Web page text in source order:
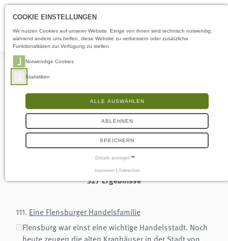
Öffnungszeiten
Suche
327 Ergebnisse
111. Eine Flensburger Handelsfamilie
Flensburg war einst eine wichtige Handelsstadt. Noch
COOKIE EINSTELLUNGEN
Wir nutzen Cookies auf unserer Website. Einige von ihnen sind technisch notwendig,
während andere uns helfen, diese Website zu verbessern oder zusätzliche
Funktionalitäten zur Verfügung zu stellen.
Notwendige Cookies
Statistiken
ALLE AUSWÄHLEN
ABLEHNEN
SPEICHERN
Details anzeigen
Notwendige Cookies ermöglichen grundlegende Funktionen und sind für die
Frontend User
Name:
fe_typo3_user
Impressum | Datenschutz